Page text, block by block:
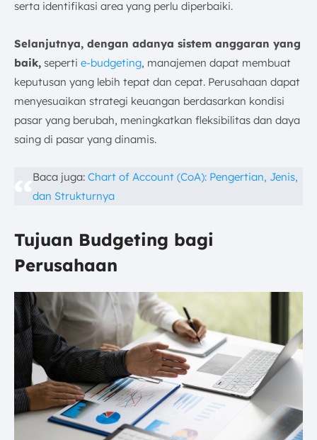
serta identifikasi area yang perlu diperbaiki.
Selanjutnya, dengan adanya sistem anggaran yang
baik, seperti e-budgeting, manajemen dapat membuat
keputusan yang lebih tepat dan cepat. Perusahaan dapat
menyesuaikan strategi keuangan berdasarkan kondisi
pasar yang berubah, meningkatkan fleksibilitas dan daya
saing di pasar yang dinamis.
Baca juga:Chart of Account (CoA): Pengertian, Jenis,
dan Strukturnya
Tujuan Budgeting bagi
Perusahaan